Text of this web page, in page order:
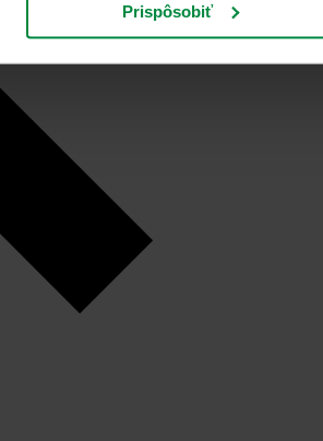
Prispôsobiť